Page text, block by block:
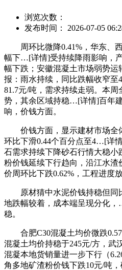
浏览次数：
发布时间： 2026-07-05
周环比微降0.41%，华东、西
幅下…[详情]受持续降雨影响，
幅下跌；安徽混凝土市场弱势运
报：雨水持续，同比跌幅收窄至
81.7元/吨，需求持续走弱。本
势，其余区域持稳…[详情]百年
响，价钱方面。
价钱方面，显示建材市场全
环比下滑0.44个百分点至4…[详
石需求持续下降砂石行情大稳小
粉价钱延续下行趋向，沿江水
价周环比下跌0.62%，工程进度
原材猜中水泥价钱持稳但同
地跌幅较着，成本端呈现分化
稳。
合肥C30混凝土均价微跌
混凝土均价持稳于245元/方，武
混凝本地货销量进一步下行（
角多地矿渣粉价钱下跌10元/吨